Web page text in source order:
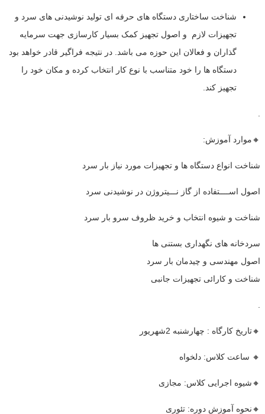
شناخت ساختاری دستگاه های حرفه ای تولید نوشیدنی های سرد و
تجهیزات لازم و اصول تجهیز کمک بسیار کارسازی جهت سرمایه
گذاران و فعالان این حوزه می باشد. در نتیجه فراگیر قادر خواهد بود
دستگاه ها را خود متناسب با نوع کار انتخاب کرده و مکان خود را
تجهیز کند.
🔸موارد آموزش:
شناخت انواع دستگاه ها و تجهیزات مورد نیاز بار سرد
اصول اســــتفاده از گاز نـــیتروژن در نوشیدنی سرد
شناخت و شیوه انتخاب و خرید ظروف سرو بار سرد
سردخانه های نگهداری بستنی ها
اصول مهندسی و چیدمان بار سرد
شناخت و کارائی تجهیزات جانبی
🔸تاریخ کارگاه : چهارشنبه 2شهریور
🔸 ساعت کلاس: دلخواه
🔸شیوه اجرایی کلاس: مجازی
🔸نحوه آموزش دوره: تئوری